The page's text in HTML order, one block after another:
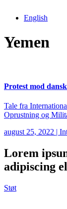
English
Yemen
Protest mod
Tale fra
Oprustning og
august 25, 2022 |
Lorem
adipiscing
Støt